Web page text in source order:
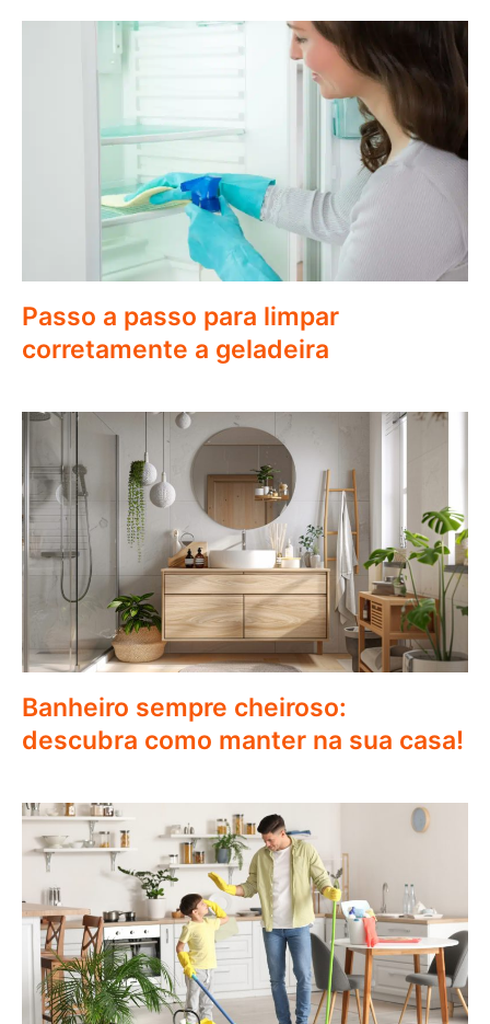
Passo a passo para limpar
corretamente a geladeira
Banheiro sempre cheiroso:
descubra como manter na sua casa!